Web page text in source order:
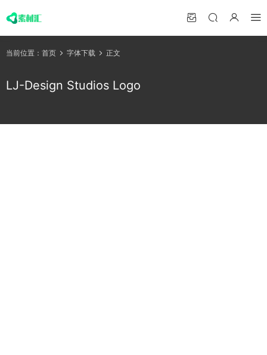
当前位置： 首页 字体下载 正文
LJ-Design Studios Logo